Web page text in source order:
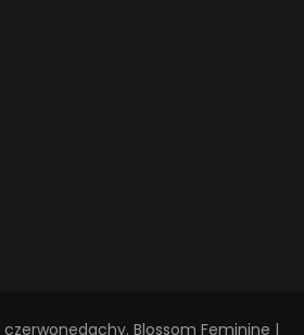
czerwonedachy. Blossom Feminine |